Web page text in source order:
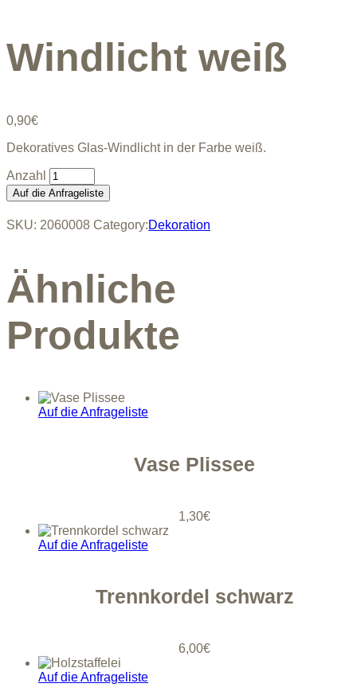
Windlicht weiß
0,90€
Dekoratives Glas-Windlicht in der Farbe weiß.
Windlicht
weiß
quantity
Auf die Anfrageliste
SKU: 2060008 Category:Dekoration
Ähnliche
Produkte
Auf die Anfrageliste
Vase Plissee
1,30€
Auf die Anfrageliste
Trennkordel schwarz
6,00€
Auf die Anfrageliste